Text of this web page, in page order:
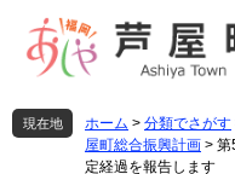
先
頭
を
飛
現在地 ホーム > 分類でさがす
屋町総合振興計画 > 第
定経過を報告します